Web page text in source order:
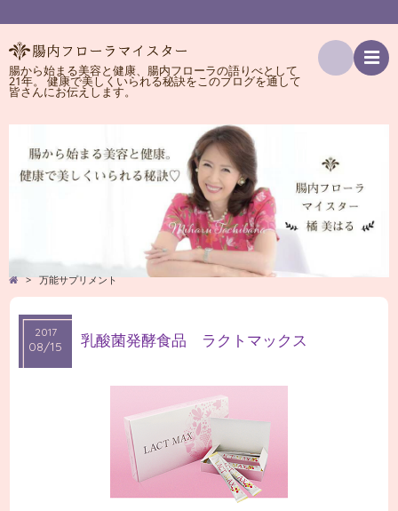
腸から始まる美容と健康、腸内フローラの語りべとして
21年。 健康で美しくいられる秘訣をこのブログを通して
皆さんにお伝えします。
索
> 万能サプリメント
2017
08/15
2017
08/15 乳酸菌発酵食品 ラクトマックス